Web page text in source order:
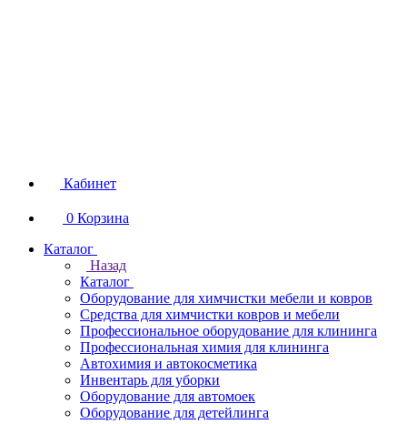
Кабинет
0 Корзина
Каталог
Назад
Каталог
Оборудование для химчистки мебели и ковров
Средства для химчистки ковров и мебели
Профессиональное оборудование для клининга
Профессиональная химия для клининга
Автохимия и автокосметика
Инвентарь для уборки
Оборудование для автомоек
Оборудование для детейлинга